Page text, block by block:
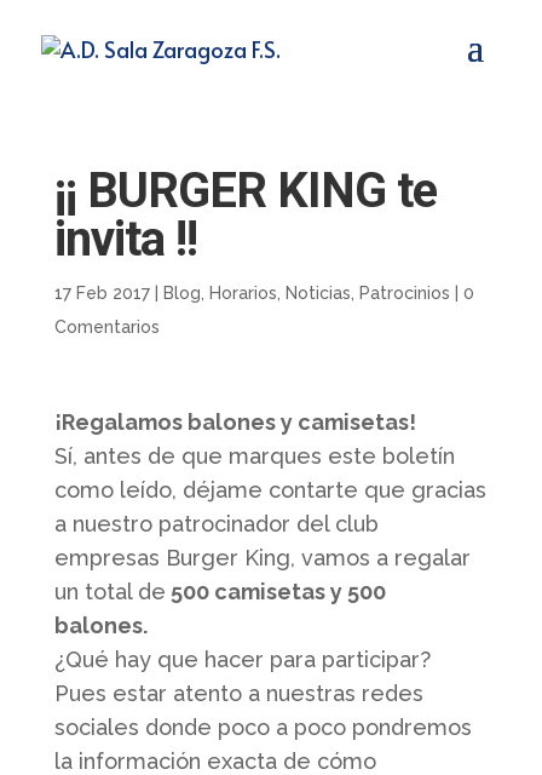
¡¡ BURGER KING te
invita !!
17 Feb 2017| Blog Horarios Noticias Patrocinios
0
Comentarios
¡Regalamos balones y camisetas!
Sí, antes de que marques este boletín
como leído, déjame contarte que gracias
a nuestro patrocinador del club
empresas Burger King, vamos a regalar
un total de 500 camisetas y 500
balones.
¿Qué hay que hacer para participar?
Pues estar atento a nuestras redes
sociales donde poco a poco pondremos
la información exacta de cómo